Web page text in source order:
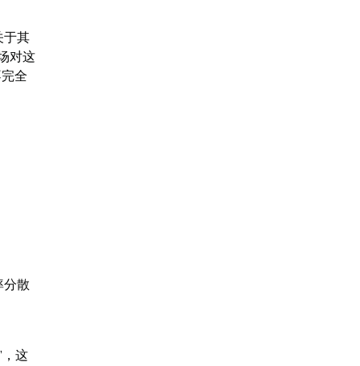
于其
对这
全
分散
这